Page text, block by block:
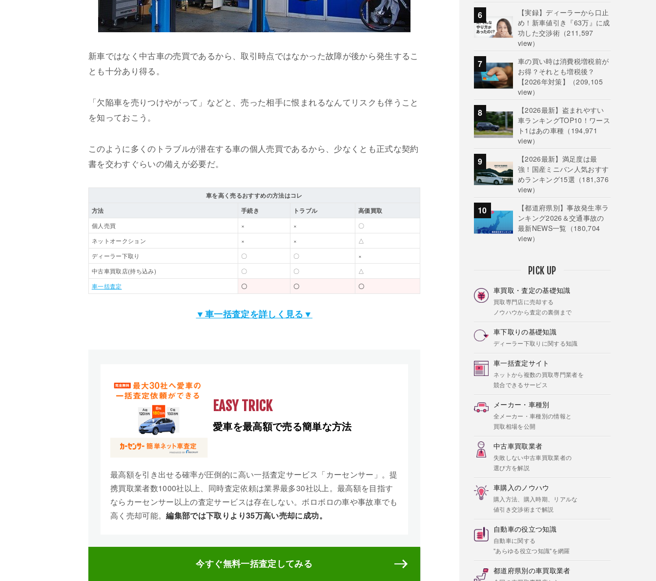
新車ではなく中古車の売買であるから、取引時点ではなかった故障が後から発生するこ
とも十分あり得る。
「欠陥車を売りつけやがって」などと、売った相手に恨まれるなんてリスクも伴うこと
を知っておこう。
このように多くのトラブルが潜在する車の個人売買であるから、少なくとも正式な契約
書を交わすぐらいの備えが必要だ。
車を高く売るおすすめの方法はコレ
方法
手続き トラブル 高価買取
個人売買 × ×
〇
ネットオークション
× ×
△
ディーラー下取り
〇 〇
×
中古車買取店(持ち込み)
〇 〇
△
車一括査定
〇 〇 〇
▼車一括査定を詳しく見る▼
EASY TRICK
愛車を最高額で売る簡単な方法
最高額を引き出せる確率が圧倒的に高い一括査定サービス「カーセンサー」。提
携買取業者数1000社以上、同時査定依頼は業界最多30社以上。最高額を目指す
ならカーセンサー以上の査定サービスは存在しない。ボロボロの車や事故車でも
高く売却可能。編集部では下取りより35万高い売却に成功。
今すぐ無料一括査定してみる
【実録】ディーラーから口止
め！新車値引き『63万』に成
功した交渉術（211,597
view）
車の買い時は消費税増税前が
お得？それとも増税後？
【2026年対策】
（209,105
view）
【2026最新】盗まれやすい
車ランキングTOP10！ワース
ト1はあの車種 （194,971
view）
【2026最新】満足度は最
強！国産ミニバン人気おすす
めランキング15選 （181,376
view）
【都道府県別】事故発生率ラ
ンキング2026＆交通事故の
最新NEWS一覧 （180,704
view）
PICK UP
車買取・査定の基礎知識
買取専門店に売却する
ノウハウから査定の裏側まで
車下取りの基礎知識
ディーラー下取りに関する知識
車一括査定サイト
ネットから複数の買取専門業者を
競合できるサービス
メーカー・車種別
全メーカー・車種別の情報と
買取相場を公開
中古車買取業者
失敗しない中古車買取業者の
選び方を解説
車購入のノウハウ
購入方法、購入時期、リアルな
値引き交渉術まで解説
自動車の役立つ知識
自動車に関する
"あらゆる役立つ知識"を網羅
都道府県別の車買取業者